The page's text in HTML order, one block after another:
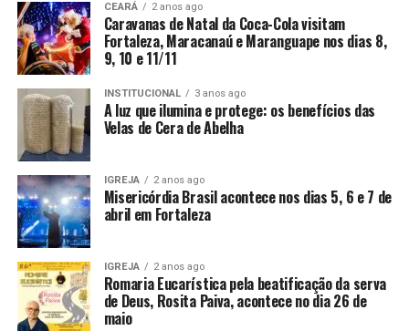
CEARÁ 2 anos ago
Caravanas de Natal da Coca-Cola visitam
Fortaleza, Maracanaú e Maranguape nos dias 8,
9, 10 e 11/11
INSTITUCIONAL 3 anos ago
A luz que ilumina e protege: os benefícios das
Velas de Cera de Abelha
IGREJA 2 anos ago
Misericórdia Brasil acontece nos dias 5, 6 e 7 de
abril em Fortaleza
IGREJA 2 anos ago
Romaria Eucarística pela beatificação da serva
de Deus, Rosita Paiva, acontece no dia 26 de
maio